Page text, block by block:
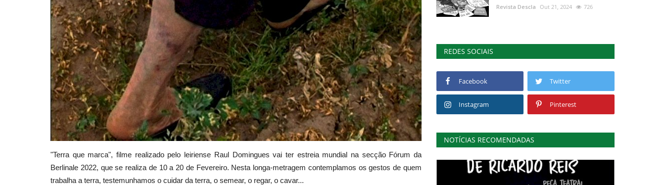
"Terra que marca", filme realizado pelo leiriense Raul Domingues vai ter estreia mundial na secção Fórum da
Berlinale 2022, que se realiza de 10 a 20 de Fevereiro. Nesta longa-metragem contemplamos os gestos de quem
trabalha a terra, testemunhamos o cuidar da terra, o semear, o regar, o cavar...
Revista Descla Out 21, 2024 726
REDES SOCIAIS
Facebook Twitter
Instagram Pinterest
NOTÍCIAS RECOMENDADAS